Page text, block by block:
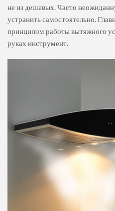
не из дешевых. Часто
устранить самостоятельно.
принципом работы вытяжного
руках инструмент.